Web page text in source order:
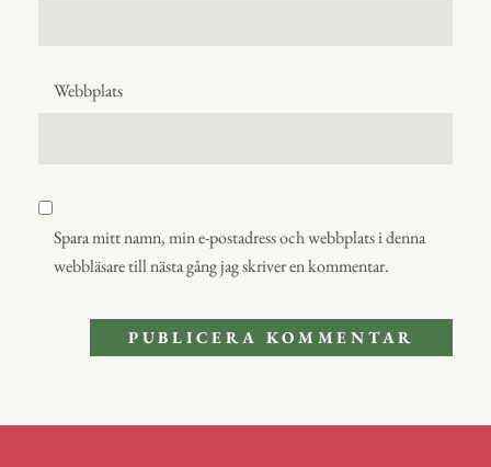
Webbplats
Spara mitt namn, min e-postadress och webbplats i denna
webbläsare till nästa gång jag skriver en kommentar.